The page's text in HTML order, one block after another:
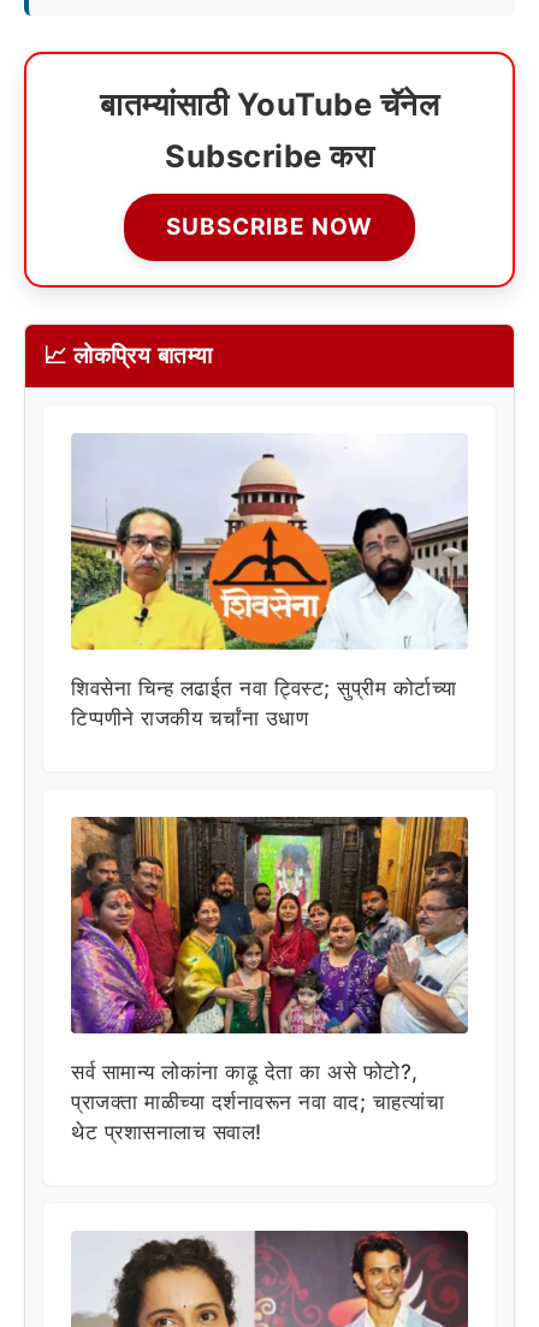
बातम्यांसाठी YouTube चॅनेल
Subscribe करा
SUBSCRIBE NOW
📈 लोकप्रिय बातम्या
शिवसेना चिन्ह लढाईत नवा ट्विस्ट; सुप्रीम कोर्टाच्या
टिप्पणीने राजकीय चर्चांना उधाण
सर्व सामान्य लोकांना काढू देता का असे फोटो?,
प्राजक्ता माळीच्या दर्शनावरून नवा वाद; चाहत्यांचा
थेट प्रशासनालाच सवाल!